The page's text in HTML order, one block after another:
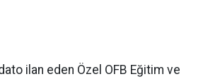
ilan eden Özel OFB Eğitim ve